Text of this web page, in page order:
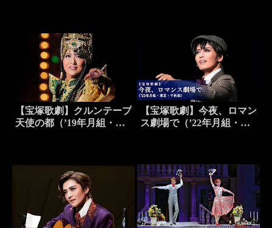
【宝塚歌劇】クルンテープ
天使の都（’19年月組・宝
【宝塚歌劇】今夜、ロマン
ス劇場で（’22年月組・東